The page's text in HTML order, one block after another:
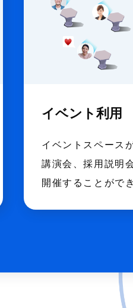
イベント利用
イベントスペース
講演会、採用説明
開催することがで